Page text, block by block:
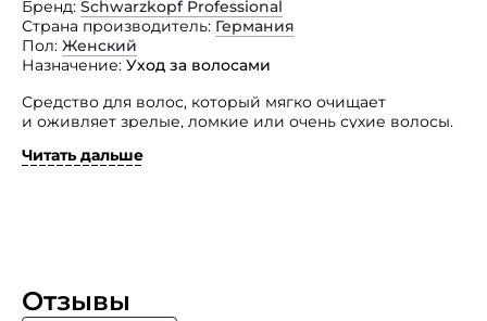
Бренд Schwarzkopf Professional
Страна производитель Германия
Пол Женский
Назначение Уход за волосами
Средство для волос, который мягко очищает
и оживляет зрелые, ломкие или очень сухие волосы.
он помогает уменьшить видимые признаки старения,
одновременно стимулируя естественный синтез
Читать дальше
Отзывы